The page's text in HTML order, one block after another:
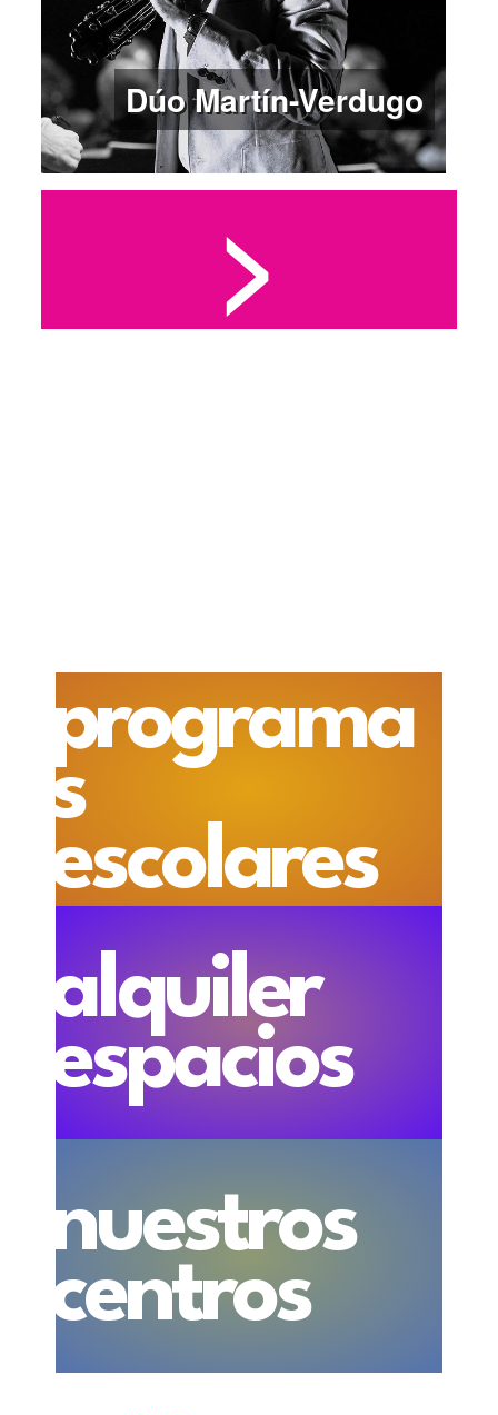
Dúo Martín-Verdugo
>
programa
s
escolares
alquiler
espacios
nuestros
centros